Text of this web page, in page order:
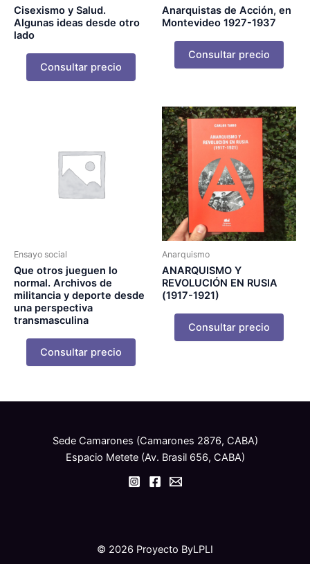
Cisexismo y Salud.
Algunas ideas desde otro
lado
Consultar precio
Anarquistas de Acción, en
Montevideo 1927-1937
Consultar precio
Ensayo social
Que otros jueguen lo
normal. Archivos de
militancia y deporte desde
una perspectiva
transmasculina
Consultar precio
Anarquismo
ANARQUISMO Y
REVOLUCIÓN EN RUSIA
(1917-1921)
Consultar precio
Sede Camarones (Camarones 2876, CABA)
Espacio Metete (Av. Brasil 656, CABA)
© 2026 Proyecto ByLPLI